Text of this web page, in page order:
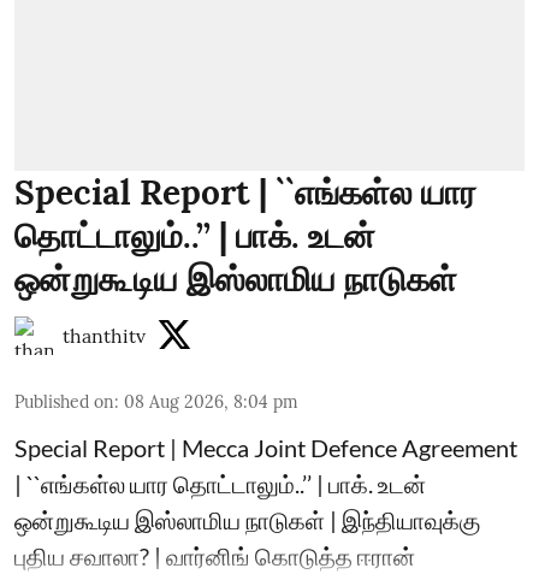
Special Report | ``எங்கள்ல யார
தொட்டாலும்..’’ | பாக். உடன்
ஒன்றுகூடிய இஸ்லாமிய நாடுகள்
thanthitv
Published on: 08 Aug 2026, 8:04 pm
Special Report | Mecca Joint Defence Agreement
| ``எங்கள்ல யார தொட்டாலும்..’’ | பாக். உடன்
ஒன்றுகூடிய இஸ்லாமிய நாடுகள் | இந்தியாவுக்கு
புதிய சவாலா? | வார்னிங் கொடுத்த ஈரான்